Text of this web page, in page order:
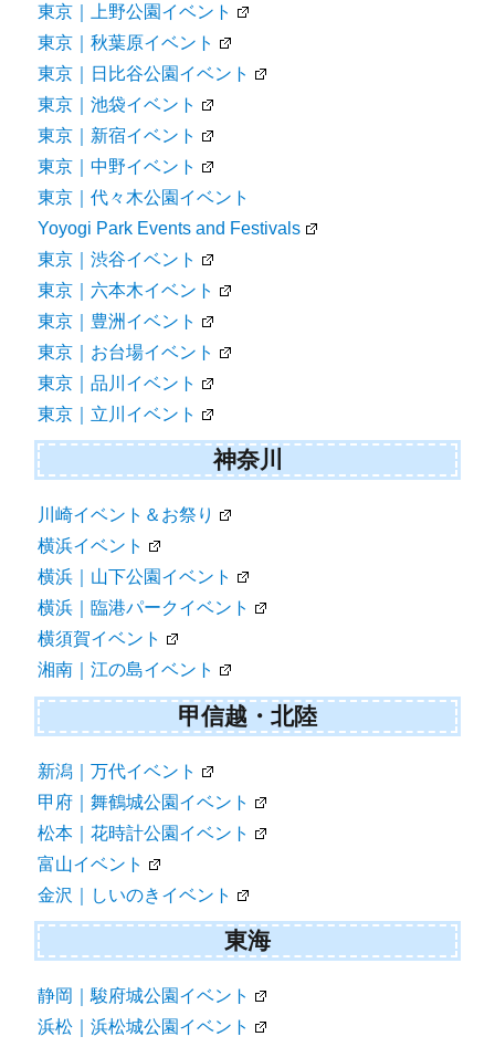
東京｜上野公園イベント
東京｜秋葉原イベント
東京｜日比谷公園イベント
東京｜池袋イベント
東京｜新宿イベント
東京｜中野イベント
東京｜代々木公園イベント
Yoyogi Park Events and Festivals
東京｜渋谷イベント
東京｜六本木イベント
東京｜豊洲イベント
東京｜お台場イベント
東京｜品川イベント
東京｜立川イベント
神奈川
川崎イベント＆お祭り
横浜イベント
横浜｜山下公園イベント
横浜｜臨港パークイベント
横須賀イベント
湘南｜江の島イベント
甲信越・北陸
新潟｜万代イベント
甲府｜舞鶴城公園イベント
松本｜花時計公園イベント
富山イベント
金沢｜しいのきイベント
東海
静岡｜駿府城公園イベント
浜松｜浜松城公園イベント